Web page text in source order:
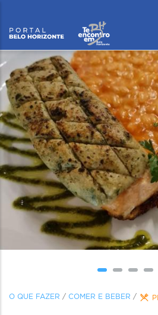
O QUE FAZER / COMER E BEBER /